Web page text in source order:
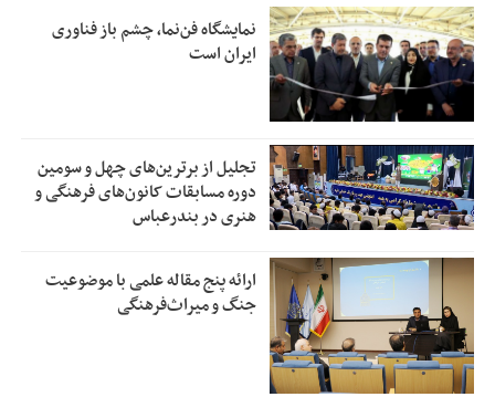
نمایشگاه فن‌نما، چشم باز فناوری
ایران است
تجلیل از بر‌ترین‌های چهل و سومین
دوره مسابقات کانون‌های فرهنگی و
هنری در بندرعباس
ارائه پنج مقاله علمی با موضوعیت
جنگ و میراث‌فرهنگی